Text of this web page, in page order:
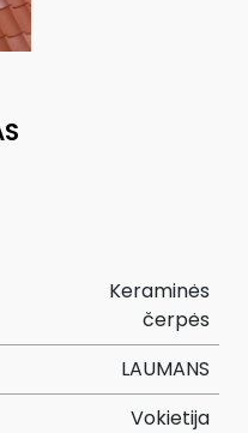
Keraminės
čerpės
LAUMANS
Vokietija